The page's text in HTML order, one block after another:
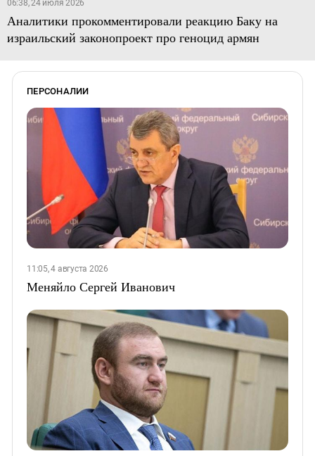
06:38, 24 июля 2026
Аналитики прокомментировали реакцию Баку на
израильский законопроект про геноцид армян
ПЕРСОНАЛИИ
11:05, 4 августа 2026
Меняйло Сергей Иванович